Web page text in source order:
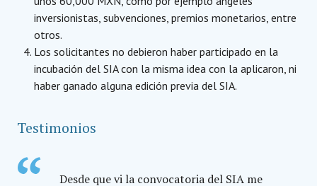
inversionistas, subvenciones, premios monetarios, entre
otros.
Los solicitantes no debieron haber participado en la
incubación del SIA con la misma idea con la aplicaron, ni
haber ganado alguna edición previa del SIA.
Testimonios
Desde que vi la convocatoria del SIA me